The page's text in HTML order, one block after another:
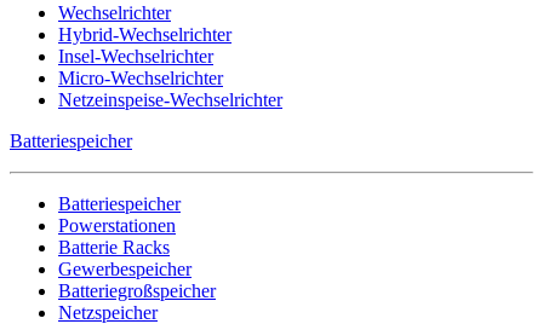
Wechselrichter
Hybrid-Wechselrichter
Insel-Wechselrichter
Micro-Wechselrichter
Netzeinspeise-Wechselrichter
Batteriespeicher
Batteriespeicher
Powerstationen
Batterie Racks
Gewerbespeicher
Batteriegroßspeicher
Netzspeicher